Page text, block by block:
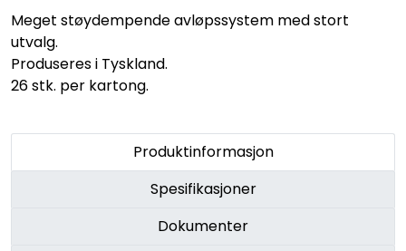
Meget støydempende avløpssystem med stort
utvalg.
Produseres i Tyskland.
26 stk. per kartong.
Produktinformasjon
Spesifikasjoner
Dokumenter